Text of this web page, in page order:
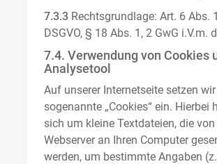
7.3.3 Rechtsgrundlage: Art. 6 Abs.
DSGVO, § 18 Abs. 1, 2 GwG i.V.m.
7.4. Verwendung von Cookies
Analysetool
Auf unserer Internetseite setzen wir
sogenannte „Cookies“ ein. Hierbei
sich um kleine Textdateien, die
Webserver an Ihren Computer
werden, um bestimmte Angaben